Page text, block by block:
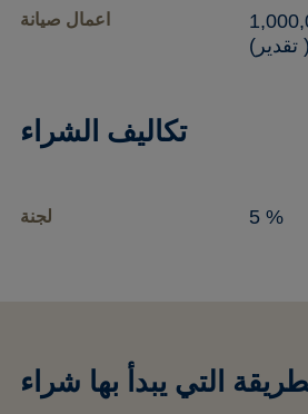
اعمال صيانة
عام (2,660
تقدير)
تكاليف الشراء
لجنة 5 %
التي يبدأ بها شراء